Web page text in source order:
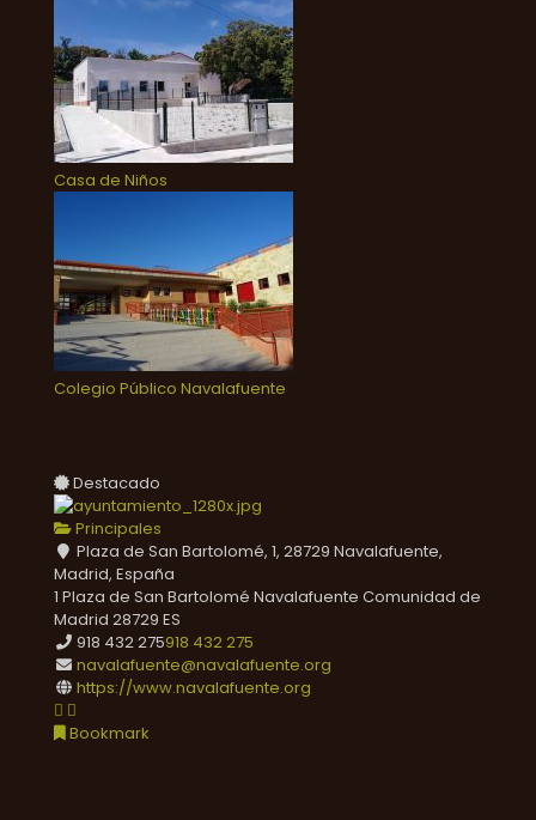
Casa de Niños
Colegio Público Navalafuente
Destacado
Principales
Plaza de San Bartolomé, 1, 28729 Navalafuente,
Madrid, España
1 Plaza de San Bartolomé Navalafuente Comunidad de
Madrid 28729 ES
918 432 275918 432 275
navalafuente@navalafuente.org
https://www.navalafuente.org
Bookmark